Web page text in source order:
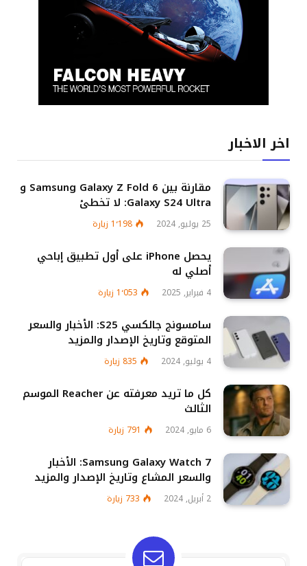
اخر الاخبار
مقارنة بين Samsung Galaxy Z Fold 6 و
Galaxy S24 Ultra: لا تخطئ
25 يوليو, 2024 1٬198 زيارة
يحصل iPhone على أول تطبيق إباحي
أصلي له
4 فبراير, 2025 1٬053 زيارة
سامسونج جالكسي S25: الأخبار والسعر
المتوقع وتاريخ الإصدار والمزيد
4 يوليو, 2024 835 زيارة
كل ما تريد معرفته عن Reacher الموسم
الثالث
6 مايو, 2024 791 زيارة
Samsung Galaxy Watch 7: الأخبار
والسعر المشاع وتاريخ الإصدار والمزيد
2 أبريل, 2024 733 زيارة